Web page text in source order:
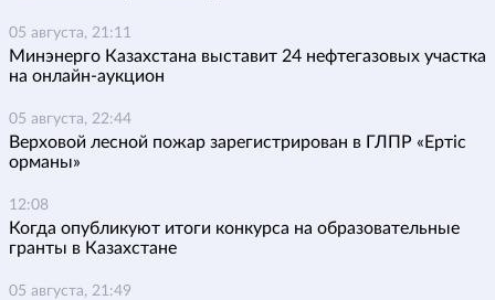
05 августа, 21:11
Минэнерго Казахстана выставит 24 нефтегазовых участка
на онлайн-аукцион
05 августа, 22:44
Верховой лесной пожар зарегистрирован в ГЛПР «Ертіс
орманы»
12:08
Когда опубликуют итоги конкурса на образовательные
гранты в Казахстане
05 августа, 21:49